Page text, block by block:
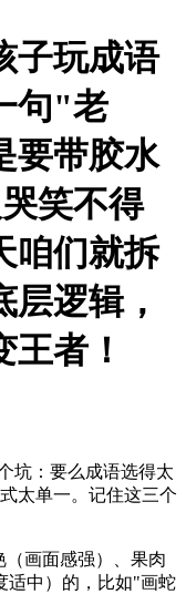
子玩成语
句"老
要带胶水
笑不得
咱们就拆
逻辑，
者！
坑：要么成语选得太
太单一。记住这三个
（画面感强）、果肉
适中）的，比如"画蛇